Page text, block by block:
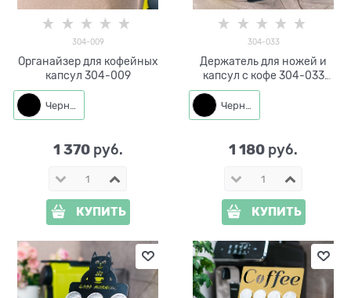
304-009
Органайзер для кофейных
капсул 304-009
1 370 руб.
КУПИТЬ
304-033
Держатель для ножей и
капсул с кофе 304-033
настольный
1 180 руб.
КУПИТЬ